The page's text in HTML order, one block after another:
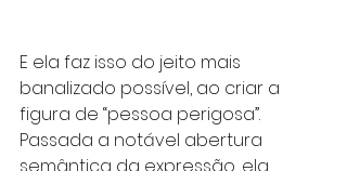
E ela faz isso do jeito mais
banalizado possível, ao criar a
figura de “pessoa perigosa”.
Passada a notável abertura